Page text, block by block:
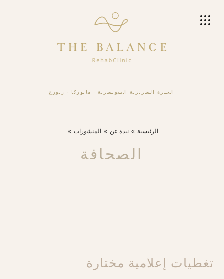
الخبرة السريرية السويسرية · مايوركا · زيورخ
الرئيسية نبذة عن المنشورات
الصحافة
تغطيات إعلامية مختارة